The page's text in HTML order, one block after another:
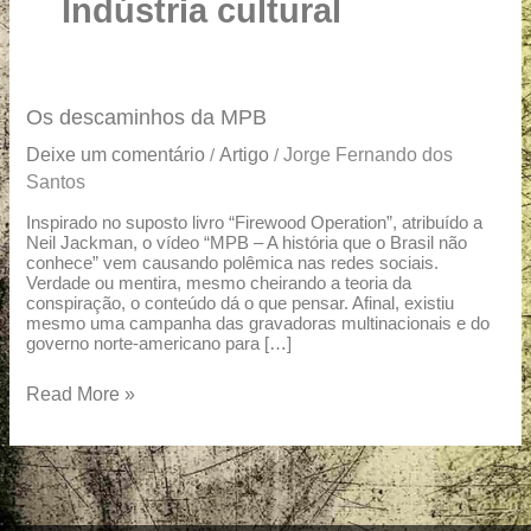
Indústria cultural
Os descaminhos da MPB
Deixe um comentário /Artigo /Jorge Fernando dos
Santos
Inspirado no suposto livro “Firewood Operation”, atribuído a
Neil Jackman, o vídeo “MPB – A história que o Brasil não
conhece” vem causando polêmica nas redes sociais.
Verdade ou mentira, mesmo cheirando a teoria da
conspiração, o conteúdo dá o que pensar. Afinal, existiu
mesmo uma campanha das gravadoras multinacionais e do
governo norte-americano para […]
Os
da
MPB
Read More »